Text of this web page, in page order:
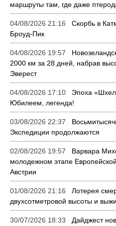
маршруты там, где даже
04/08/2026 21:16
Скорбь в
Броуд-Пик
04/08/2026 19:57
2000 км за 28 дней, набрав
Эверест
04/08/2026 17:10
Эпоха
Юбилеем, легенда!
03/08/2026 22:37
Экспедиции продолжаются
02/08/2026 19:57
Варвара
молодежном этапе
Австрии
01/08/2026 21:16
Лотерея
двухсотметровой высоты и
30/07/2026 18:33
Дайджест